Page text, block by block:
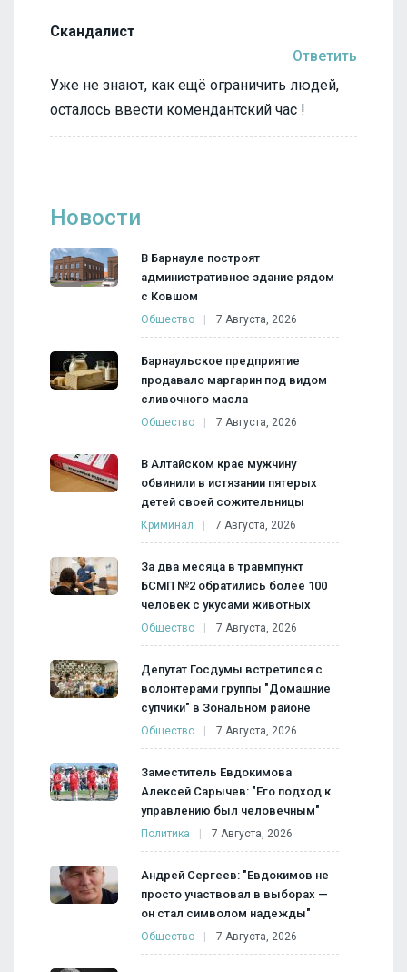
Скандалист
Ответить
Уже не знают, как ещё ограничить людей,
осталось ввести комендантский час !
Новости
В Барнауле построят
административное здание рядом
с Ковшом
Общество 7 Августа, 2026
Барнаульское предприятие
продавало маргарин под видом
сливочного масла
Общество 7 Августа, 2026
В Алтайском крае мужчину
обвинили в истязании пятерых
детей своей сожительницы
Криминал 7 Августа, 2026
За два месяца в травмпункт
БСМП №2 обратились более 100
человек с укусами животных
Общество 7 Августа, 2026
Депутат Госдумы встретился с
волонтерами группы "Домашние
супчики" в Зональном районе
Общество 7 Августа, 2026
Заместитель Евдокимова
Алексей Сарычев: "Его подход к
управлению был человечным"
Политика 7 Августа, 2026
Андрей Сергеев: "Евдокимов не
просто участвовал в выборах —
он стал символом надежды"
Общество 7 Августа, 2026